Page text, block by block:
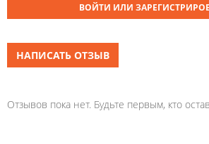
ВОЙТИ ИЛИ
НАПИСАТЬ ОТЗЫВ
Отзывов пока нет. Будьте первым, кто